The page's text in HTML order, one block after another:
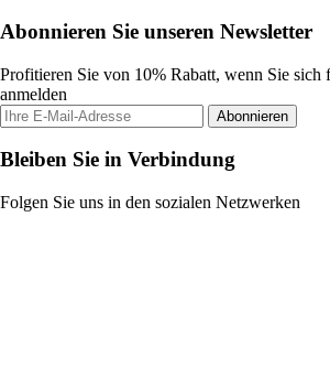
Abonnieren Sie unseren Newsletter
Profitieren Sie von 10% Rabatt, wenn Sie sich
anmelden
Abonnieren
Bleiben Sie in Verbindung
Folgen Sie uns in den sozialen Netzwerken